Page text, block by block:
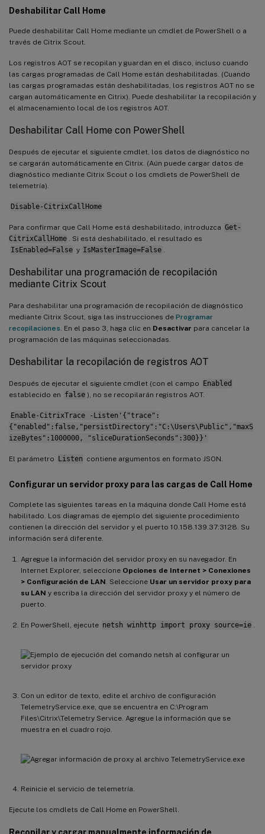
Deshabilitar Call Home
Puede deshabilitar Call Home mediante un cmdlet de PowerShell o a
través de Citrix Scout.
Los registros AOT se recopilan y guardan en el disco, incluso cuando
las cargas programadas de Call Home están deshabilitadas. (Cuando
las cargas programadas están deshabilitadas, los registros AOT no se
cargan automáticamente en Citrix). Puede deshabilitar la recopilación y
el almacenamiento local de los registros AOT.
Deshabilitar Call Home con PowerShell
Después de ejecutar el siguiente cmdlet, los datos de diagnóstico no
se cargarán automáticamente en Citrix. (Aún puede cargar datos de
diagnóstico mediante Citrix Scout o los cmdlets de PowerShell de
telemetría).
Disable-CitrixCallHome
Para confirmar que Call Home está deshabilitado, introduzca Get-
CitrixCallHome
. Si está deshabilitado, el resultado es
IsEnabled=False y IsMasterImage=False
Deshabilitar una programación de recopilación
mediante Citrix Scout
Para deshabilitar una programación de recopilación de diagnóstico
mediante Citrix Scout, siga las instrucciones de Programar
recopilaciones . En el paso 3, haga clic en Desactivar para cancelar la
programación de las máquinas seleccionadas.
Deshabilitar la recopilación de registros AOT
Después de ejecutar el siguiente cmdlet (con el campo Enabled
establecido en false ), no se recopilarán registros AOT.
Enable-CitrixTrace -Listen'{"trace":
{"enabled":false,"persistDirectory":"C:\Users\Public","maxS
izeBytes":1000000, "sliceDurationSeconds":300}}'
El parámetro Listen contiene argumentos en formato JSON.
Configurar un servidor proxy para las cargas de Call Home
Complete las siguientes tareas en la máquina donde Call Home está
habilitado. Los diagramas de ejemplo del siguiente procedimiento
contienen la dirección del servidor y el puerto 10.158.139.37:3128. Su
información será diferente.
Agregue la información del servidor proxy en su navegador. En
Internet Explorer, seleccione Opciones de Internet > Conexiones
> Configuración de LAN . Seleccione Usar un servidor proxy para
su LAN y escriba la dirección del servidor proxy y el número de
puerto.
En PowerShell, ejecute netsh winhttp import proxy source=ie
Con un editor de texto, edite el archivo de configuración
TelemetryService.exe, que se encuentra en C:\Program
Files\Citrix\Telemetry Service. Agregue la información que se
muestra en el cuadro rojo.
Reinicie el servicio de telemetría.
Ejecute los cmdlets de Call Home en PowerShell.
Recopilar y cargar manualmente información de